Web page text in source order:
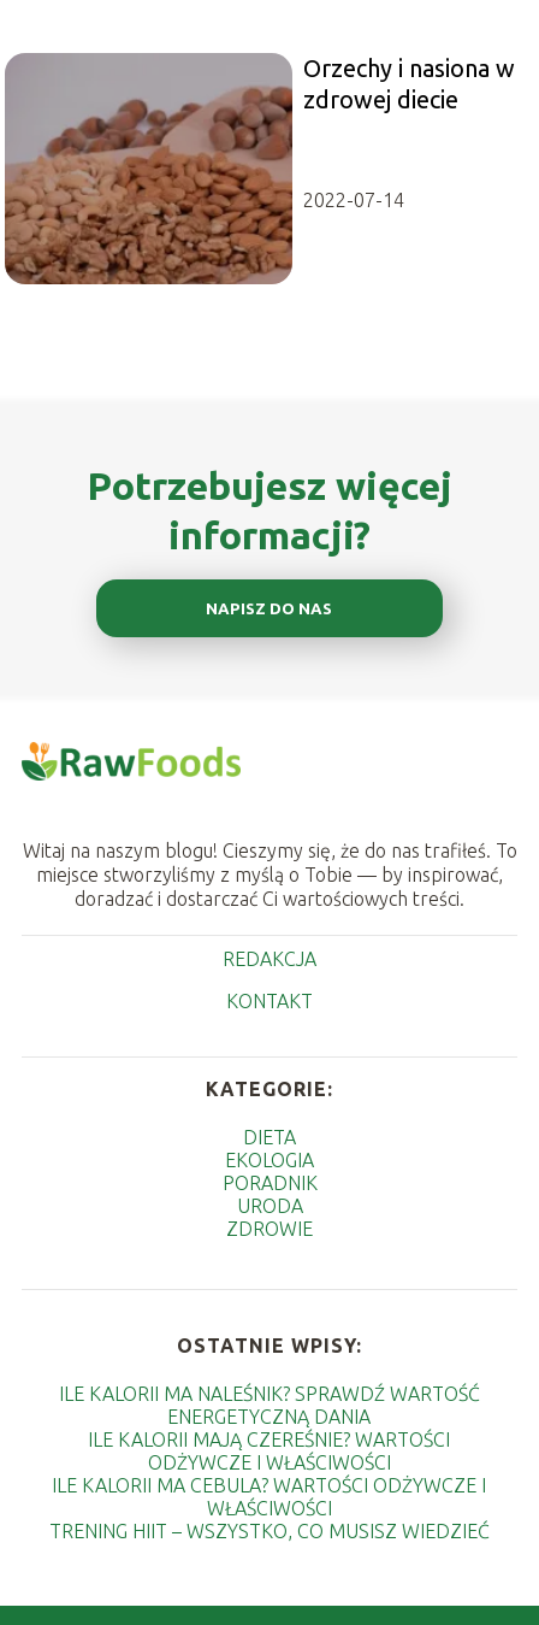
Orzechy i nasiona w
zdrowej diecie
2022-07-14
Potrzebujesz więcej
informacji?
NAPISZ DO NAS
Witaj na naszym blogu! Cieszymy się, że do nas trafiłeś. To
miejsce stworzyliśmy z myślą o Tobie — by inspirować,
doradzać i dostarczać Ci wartościowych treści.
REDAKCJA
KONTAKT
KATEGORIE:
DIETA
EKOLOGIA
PORADNIK
URODA
ZDROWIE
OSTATNIE WPISY:
ILE KALORII MA NALEŚNIK? SPRAWDŹ WARTOŚĆ
ENERGETYCZNĄ DANIA
ILE KALORII MAJĄ CZEREŚNIE? WARTOŚCI
ODŻYWCZE I WŁAŚCIWOŚCI
ILE KALORII MA CEBULA? WARTOŚCI ODŻYWCZE I
WŁAŚCIWOŚCI
TRENING HIIT – WSZYSTKO, CO MUSISZ WIEDZIEĆ